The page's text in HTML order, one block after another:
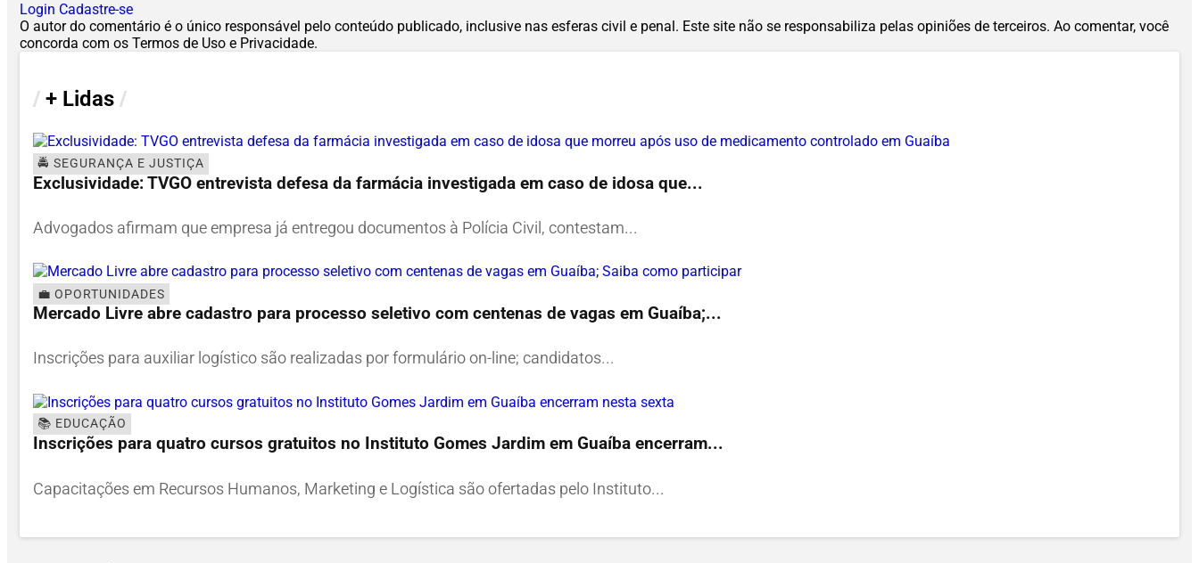
Login Cadastre-se
O autor do comentário é o único responsável pelo conteúdo publicado, inclusive nas esferas civil e penal. Este site não se responsabiliza pelas opiniões de terceiros. Ao comentar, você
concorda com os Termos de Uso e Privacidade.
/ + Lidas /
🚔 SEGURANÇA E JUSTIÇA
Exclusividade: TVGO entrevista defesa da farmácia investigada em caso de idosa que...
Advogados afirmam que empresa já entregou documentos à Polícia Civil, contestam...
💼 OPORTUNIDADES
Mercado Livre abre cadastro para processo seletivo com centenas de vagas em Guaíba;...
Inscrições para auxiliar logístico são realizadas por formulário on-line; candidatos...
📚 EDUCAÇÃO
Inscrições para quatro cursos gratuitos no Instituto Gomes Jardim em Guaíba encerram...
Capacitações em Recursos Humanos, Marketing e Logística são ofertadas pelo Instituto...